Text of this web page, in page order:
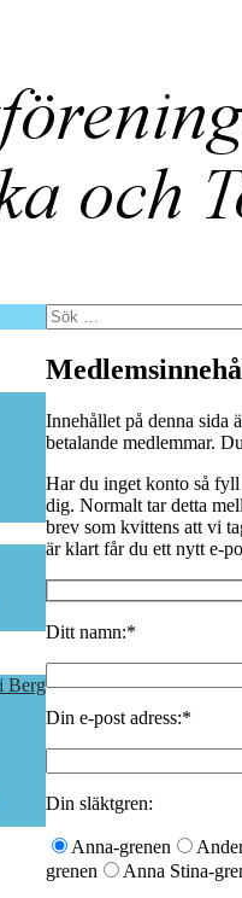
i Berg
Berg
Sök
efter:
Innehållet på denna sida
betalande medlemmar.
Har du inget konto så
dig. Normalt tar detta
brev som kvittens att vi
är klart får du ett nytt e-
Ditt namn:*
Din e-post adress:*
Din släktgren:
Anna-grenen
grenen
Anna Stina-